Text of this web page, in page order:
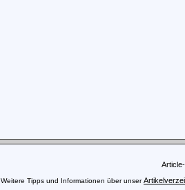
Weitere Tipps und Informationen über unser